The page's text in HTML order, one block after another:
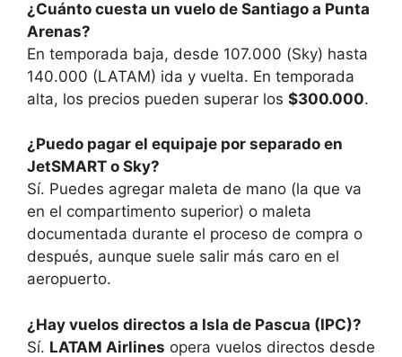
¿Cuánto cuesta un vuelo de Santiago a Punta
Arenas?
En temporada baja, desde 107.000 (Sky) hasta
140.000 (LATAM) ida y vuelta. En temporada
alta, los precios pueden superar los $300.000.
¿Puedo pagar el equipaje por separado en
JetSMART o Sky?
Sí. Puedes agregar maleta de mano (la que va
en el compartimento superior) o maleta
documentada durante el proceso de compra o
después, aunque suele salir más caro en el
aeropuerto.
¿Hay vuelos directos a Isla de Pascua (IPC)?
Sí. LATAM Airlines opera vuelos directos desde